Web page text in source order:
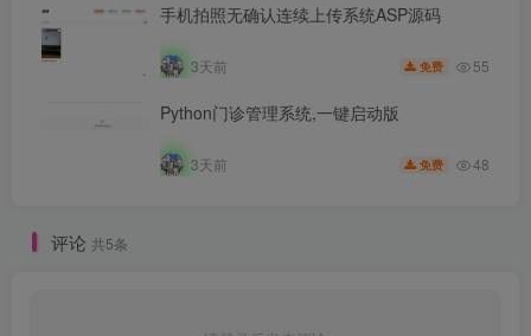
手机拍照无确认连续上传系统ASP源码
3天前 免费 55
Python门诊管理系统,一键启动版
3天前 免费 48
评论 共5条